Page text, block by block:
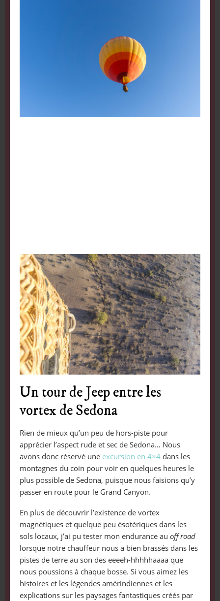
Un tour de Jeep entre les
vortex de Sedona
Rien de mieux qu’un peu de hors-piste pour
apprécier l’aspect rude et sec de Sedona… Nous
avons donc réservé une excursion en 4×4dans les
montagnes du coin pour voir en quelques heures le
plus possible de Sedona, puisque nous faisions qu’y
passer en route pour le Grand Canyon.
En plus de découvrir l’existence de vortex
magnétiques et quelque peu ésotériques dans les
sols locaux, j’ai pu tester mon endurance au off road
lorsque notre chauffeur nous a bien brassés dans les
pistes de terre au son des eeeeh-hhhhhaaaa que
nous poussions à chaque bosse. Si vous aimez les
histoires et les légendes amérindiennes et les
explications sur les paysages fantastiques créés par